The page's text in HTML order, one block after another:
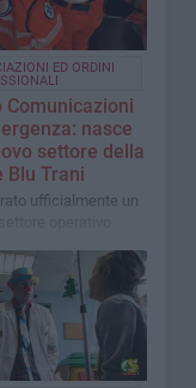
ED ORDINI
Comunicazioni
nasce
settore della
Blu Trani
ufficialmente un